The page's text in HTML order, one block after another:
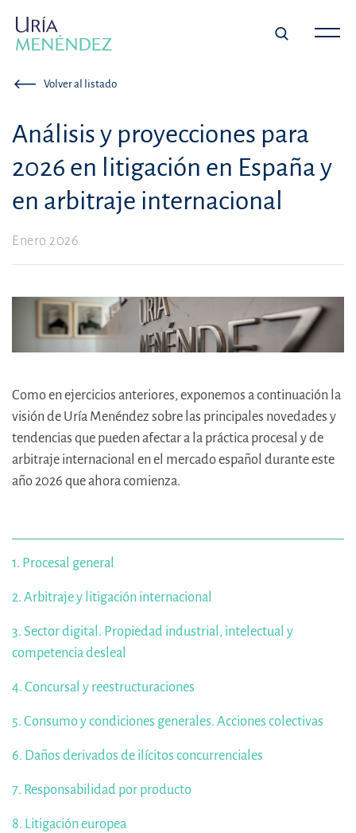
Volver al listado
Análisis y proyecciones para
2026 en litigación en España y
en arbitraje internacional
Enero 2026
Como en ejercicios anteriores, exponemos a continuación la
visión de Uría Menéndez sobre las principales novedades y
tendencias que pueden afectar a la práctica procesal y de
arbitraje internacional en el mercado español durante este
año 2026 que ahora comienza.
1. Procesal general
2. Arbitraje y litigación internacional
3. Sector digital. Propiedad industrial, intelectual y
competencia desleal
4. Concursal y reestructuraciones
5. Consumo y condiciones generales. Acciones colectivas
6. Daños derivados de ilícitos concurrenciales
7. Responsabilidad por producto
8. Litigación europea